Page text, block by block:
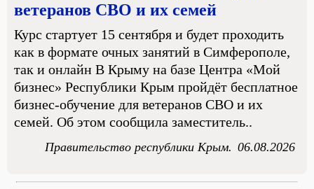
ветеранов СВО и их семей
Курс стартует 15 сентября и будет проходить
как в формате очных занятий в Симферополе,
так и онлайн В Крыму на базе Центра «Мой
бизнес» Республики Крым пройдёт бесплатное
бизнес-обучение для ветеранов СВО и их
семей. Об этом сообщила заместитель..
Правительство республики Крым. 06.08.2026